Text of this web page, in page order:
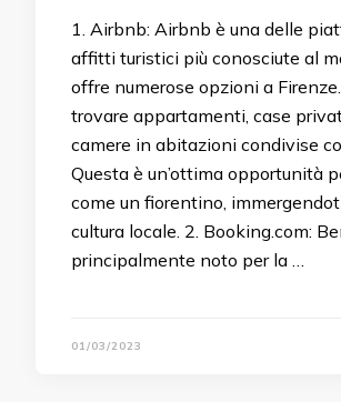
1. Airbnb: Airbnb è una delle
affitti turistici più conosciute al
offre numerose opzioni a
trovare appartamenti, case
camere in abitazioni condivise
Questa è un’ottima opportunità
come un fiorentino,
cultura locale. 2. Booking.com:
principalmente noto per la …
01/03/2023